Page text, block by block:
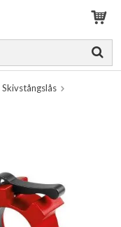
Skivstångslås